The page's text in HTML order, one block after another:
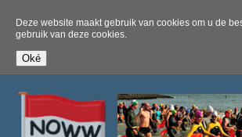
Deze website maakt gebruik van cookies om u de
gebruik van deze cookies.